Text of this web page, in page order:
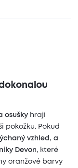
osušky hrají
pokožku. Pokud
vzhled, a
Devon, které
oranžové barvy